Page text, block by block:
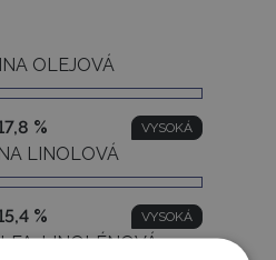
OLEJOVÁ
% VYSOKÁ
LINOLOVÁ
% VYSOKÁ
LINOLÉNOVÁ